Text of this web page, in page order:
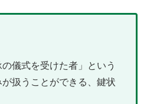
の儀式を受けた者」という
扱うことができる、鍵状